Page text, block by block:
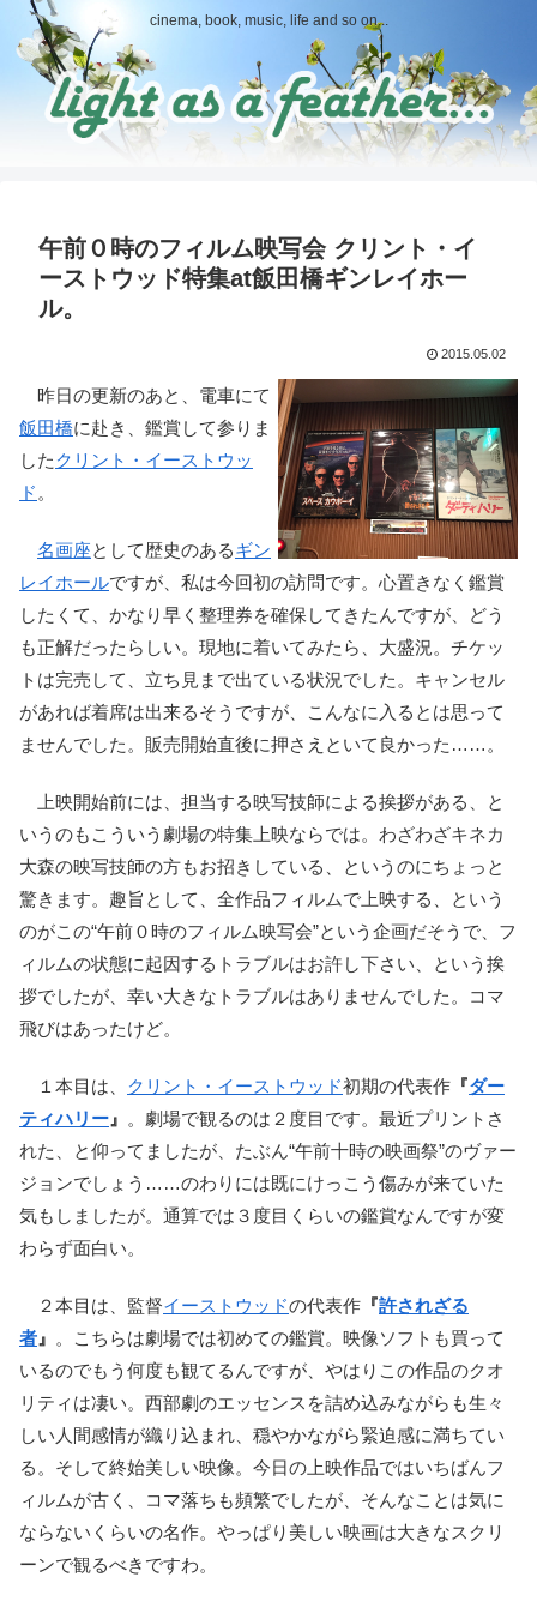
cinema, book, music, life and so on...
午前０時のフィルム映写会 クリント・イ
ーストウッド特集at飯田橋ギンレイホー
ル。
2015.05.02
昨日の更新のあと、電車にて
飯田橋に赴き、鑑賞して参りま
した クリント・イーストウッ
ド 。
名画座として歴史のあるギン
レイホールですが、私は今回初の訪問です。心置きなく鑑賞
したくて、かなり早く整理券を確保してきたんですが、どう
も正解だったらしい。現地に着いてみたら、大盛況。チケッ
トは完売して、立ち見まで出ている状況でした。キャンセル
があれば着席は出来るそうですが、こんなに入るとは思って
ませんでした。販売開始直後に押さえといて良かった……。
上映開始前には、担当する映写技師による挨拶がある、と
いうのもこういう劇場の特集上映ならでは。わざわざキネカ
大森の映写技師の方もお招きしている、というのにちょっと
驚きます。趣旨として、全作品フィルムで上映する、という
のがこの“午前０時のフィルム映写会”という企画だそうで、フ
ィルムの状態に起因するトラブルはお許し下さい、という挨
拶でしたが、幸い大きなトラブルはありませんでした。コマ
飛びはあったけど。
１本目は、 クリント・イーストウッド初期の代表作 『ダー
ティハリー 』 。劇場で観るのは２度目です。最近プリントさ
れた、と仰ってましたが、たぶん“午前十時の映画祭”のヴァー
ジョンでしょう……のわりには既にけっこう傷みが来ていた
気もしましたが。通算では３度目くらいの鑑賞なんですが変
わらず面白い。
２本目は、監督イーストウッドの代表作 『許されざる
者 』 。こちらは劇場では初めての鑑賞。映像ソフトも買って
いるのでもう何度も観てるんですが、やはりこの作品のクオ
リティは凄い。西部劇のエッセンスを詰め込みながらも生々
しい人間感情が織り込まれ、穏やかながら緊迫感に満ちてい
る。そして終始美しい映像。今日の上映作品ではいちばんフ
ィルムが古く、コマ落ちも頻繁でしたが、そんなことは気に
ならないくらいの名作。やっぱり美しい映画は大きなスクリ
ーンで観るべきですわ。